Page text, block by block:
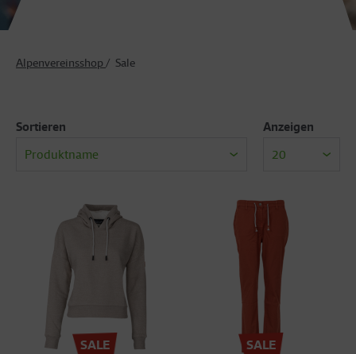
Alpenvereinsshop Sale
Anzeigen
Sortieren
SALE SALE